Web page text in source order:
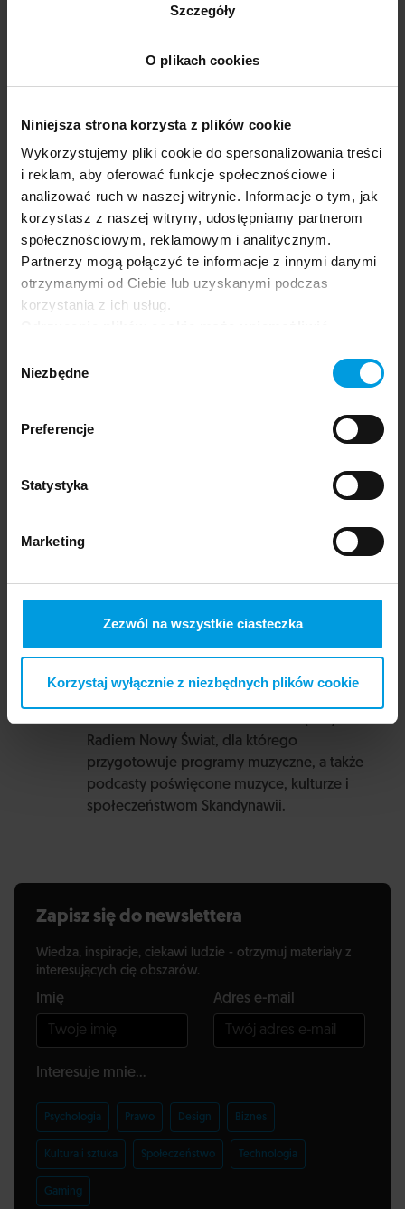
Szczegóły
O plikach cookies
Niniejsza strona korzysta z plików cookie
Wykorzystujemy pliki cookie do spersonalizowania treści
i reklam, aby oferować funkcje społecznościowe i
analizować ruch w naszej witrynie. Informacje o tym, jak
korzystasz z naszej witryny, udostępniamy partnerom
społecznościowym, reklamowym i analitycznym.
Partnerzy mogą połączyć te informacje z innymi danymi
otrzymanymi od Ciebie lub uzyskanymi podczas
korzystania z ich usług.
oferowanych na naszej stronie, w tym m.in. z
zgody
Niezbędne
Preferencje
Statystyka
Marketing
Zezwól na wszystkie ciasteczka
Korzystaj wyłącznie z niezbędnych plików cookie
Uniwersytecie w Tromsø, zwanym Norweskim
języka norweskiego i kultury norweskiej z
ponad 10-letnim stażem.
Zobacz biogramna stronie Uniwersytetu SWPS
Piotr Wierzbicki
Pasjonat języka, kuchni i kultury,
szwedzka) i Uniwersytetu Warszawskiego
(kulturoznawstwo, studia europejskie). Jako
z Ambasadą Szwecji i Międzynarodowymi
Jan Janczy
literaturoznawca. Na co dzień związany z
Radiem Nowy Świat, dla którego
przygotowuje programy muzyczne, a także
podcasty poświęcone muzyce, kulturze i
społeczeństwom Skandynawii.
Zapisz się do newslettera
Wiedza, inspiracje, ciekawi ludzie - otrzymuj materiały z
interesujących cię obszarów.
Imię Adres e-mail
Interesuje mnie...
Psychologia Prawo Design Biznes
Kultura i sztuka Społeczeństwo Technologia
Gaming